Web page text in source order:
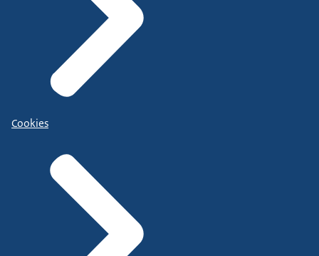
Cookies